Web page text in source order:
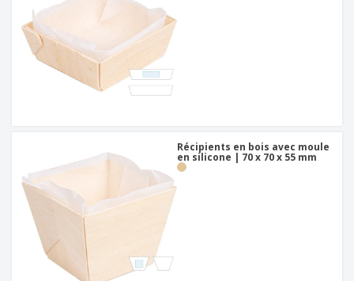
Récipients en bois avec moule
en silicone | 70 x 70 x 55 mm